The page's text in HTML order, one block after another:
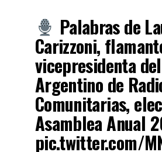
Palabras de
Carizzoni,
vicepresidenta
Argentino de
Comunitarias,
Asamblea Anual
pic.twitter.com/